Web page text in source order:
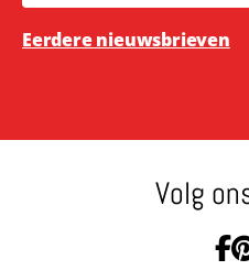
Eerdere nieuwsbrieven
Volg